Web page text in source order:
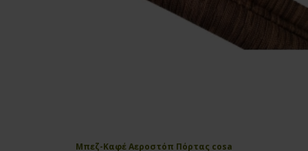
Μπεζ-Καφέ Αεροστόπ Πόρτας cosa